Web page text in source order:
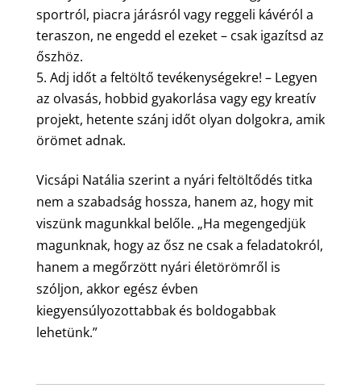
sportról, piacra járásról vagy reggeli kávéról a
teraszon, ne engedd el ezeket – csak igazítsd az
őszhöz.
Adj időt a feltöltő tevékenységekre! – Legyen
az olvasás, hobbid gyakorlása vagy egy kreatív
projekt, hetente szánj időt olyan dolgokra, amik
örömet adnak.
Vicsápi Natália szerint a nyári feltöltődés titka
nem a szabadság hossza, hanem az, hogy mit
viszünk magunkkal belőle. „Ha megengedjük
magunknak, hogy az ősz ne csak a feladatokról,
hanem a megőrzött nyári életörömről is
szóljon, akkor egész évben
kiegyensúlyozottabbak és boldogabbak
lehetünk.”